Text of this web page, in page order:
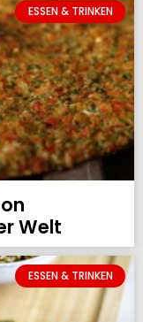
ESSEN & TRINKEN
Welt
ESSEN & TRINKEN